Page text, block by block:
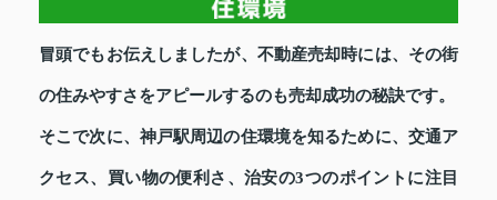
冒頭でもお伝えしましたが、不動産売却時には、その街
の住みやすさをアピールするのも売却成功の秘訣です。
そこで次に、神戸駅周辺の住環境を知るために、交通ア
クセス、買い物の便利さ、治安の3つのポイントに注目